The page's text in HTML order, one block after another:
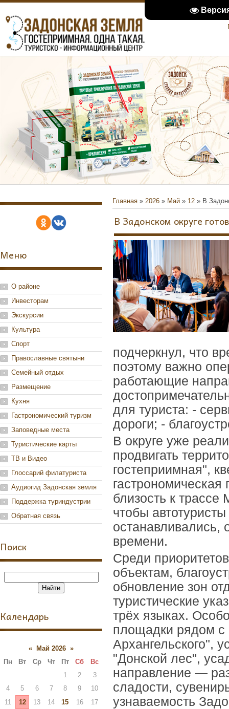
Меню
О районе
Инвесторам
Экскурсии
Культура
Спорт
Православные святыни
Семейный отдых
Размещение
Кухня
Гастрономический туризм
Заповедные места
Туристические карты
ТВ и Видео
Глоссарий филатуриста
Аудиогид Задонская земля
Поддержка туриндустрии
Обратная связь
Поиск
Календарь
« Май 2026 »
Пн
Вт Ср Чт Пт Сб
Вс
1
2
3
4
5 6 7 8 9
10
11
12 13 14 15 16
17
Главная » 2026 » Май » 12 » В
В Задонском округе
подчеркнул, что
поэтому важно
работающие
для туриста: -
дороги; -
В округе уже
продвигать
гостеприимная",
близость к
чтобы
останавливались,
времени.
Среди
объектам,
обновление зон
туристические
трёх языках.
площадки рядом с
Архангельского",
"Донской лес",
направление —
сладости,
узнаваемость